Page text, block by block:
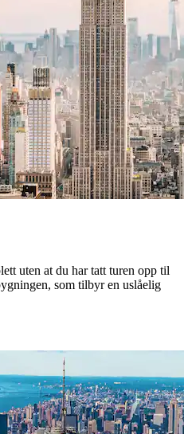
uten at du har tatt turen opp til
som tilbyr en uslåelig